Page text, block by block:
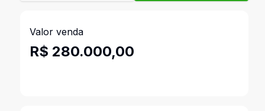
Valor venda
R$ 280.000,00